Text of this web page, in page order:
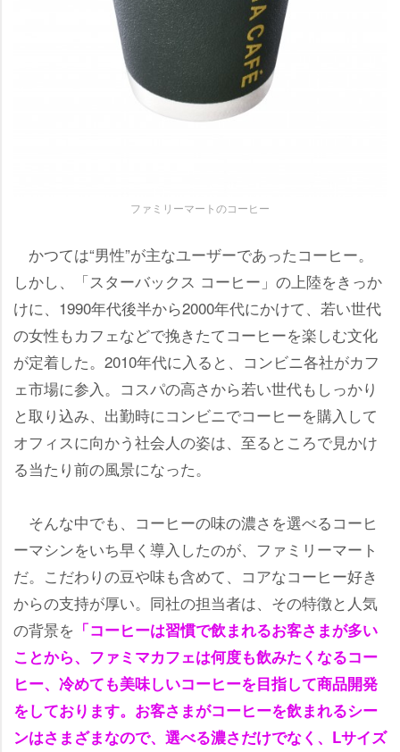
ファミリーマートのコーヒー
かつては“男性”が主なユーザーであったコーヒー。
しかし、「スターバックス コーヒー」の上陸をきっか
けに、1990年代後半から2000年代にかけて、若い世代
の女性もカフェなどで挽きたてコーヒーを楽しむ文化
が定着した。2010年代に入ると、コンビニ各社がカフ
ェ市場に参入。コスパの高さから若い世代もしっかり
と取り込み、出勤時にコンビニでコーヒーを購入して
オフィスに向かう社会人の姿は、至るところで見かけ
る当たり前の風景になった。
そんな中でも、コーヒーの味の濃さを選べるコーヒ
ーマシンをいち早く導入したのが、ファミリーマート
だ。こだわりの豆や味も含めて、コアなコーヒー好き
からの支持が厚い。同社の担当者は、その特徴と人気
の背景を 「コーヒーは習慣で飲まれるお客さまが多い
ことから、ファミマカフェは何度も飲みたくなるコー
ヒー、冷めても美味しいコーヒーを目指して商品開発
をしております。お客さまがコーヒーを飲まれるシー
ンはさまざまなので、選べる濃さだけでなく、Lサイズ